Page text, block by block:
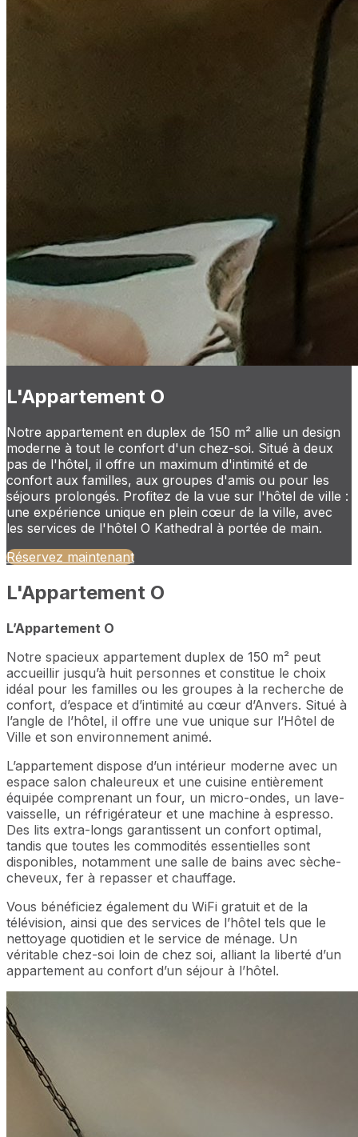
L'Appartement O
Notre appartement en duplex de 150 m² allie un design
moderne à tout le confort d'un chez-soi. Situé à deux
pas de l'hôtel, il offre un maximum d'intimité et de
confort aux familles, aux groupes d'amis ou pour les
séjours prolongés. Profitez de la vue sur l'hôtel de ville :
une expérience unique en plein cœur de la ville, avec
les services de l'hôtel O Kathedral à portée de main.
Réservez maintenant
L'Appartement O
L’Appartement O
Notre spacieux appartement duplex de 150 m² peut
accueillir jusqu’à huit personnes et constitue le choix
idéal pour les familles ou les groupes à la recherche de
confort, d’espace et d’intimité au cœur d’Anvers. Situé à
l’angle de l’hôtel, il offre une vue unique sur l’Hôtel de
Ville et son environnement animé.
L’appartement dispose d’un intérieur moderne avec un
espace salon chaleureux et une cuisine entièrement
équipée comprenant un four, un micro-ondes, un lave-
vaisselle, un réfrigérateur et une machine à espresso.
Des lits extra-longs garantissent un confort optimal,
tandis que toutes les commodités essentielles sont
disponibles, notamment une salle de bains avec sèche-
cheveux, fer à repasser et chauffage.
Vous bénéficiez également du WiFi gratuit et de la
télévision, ainsi que des services de l’hôtel tels que le
nettoyage quotidien et le service de ménage. Un
véritable chez-soi loin de chez soi, alliant la liberté d’un
appartement au confort d’un séjour à l’hôtel.